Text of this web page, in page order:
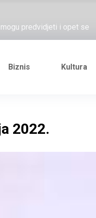
predvidjeti i opet se
probio blokadu koja je
Biznis Kultura
2022.